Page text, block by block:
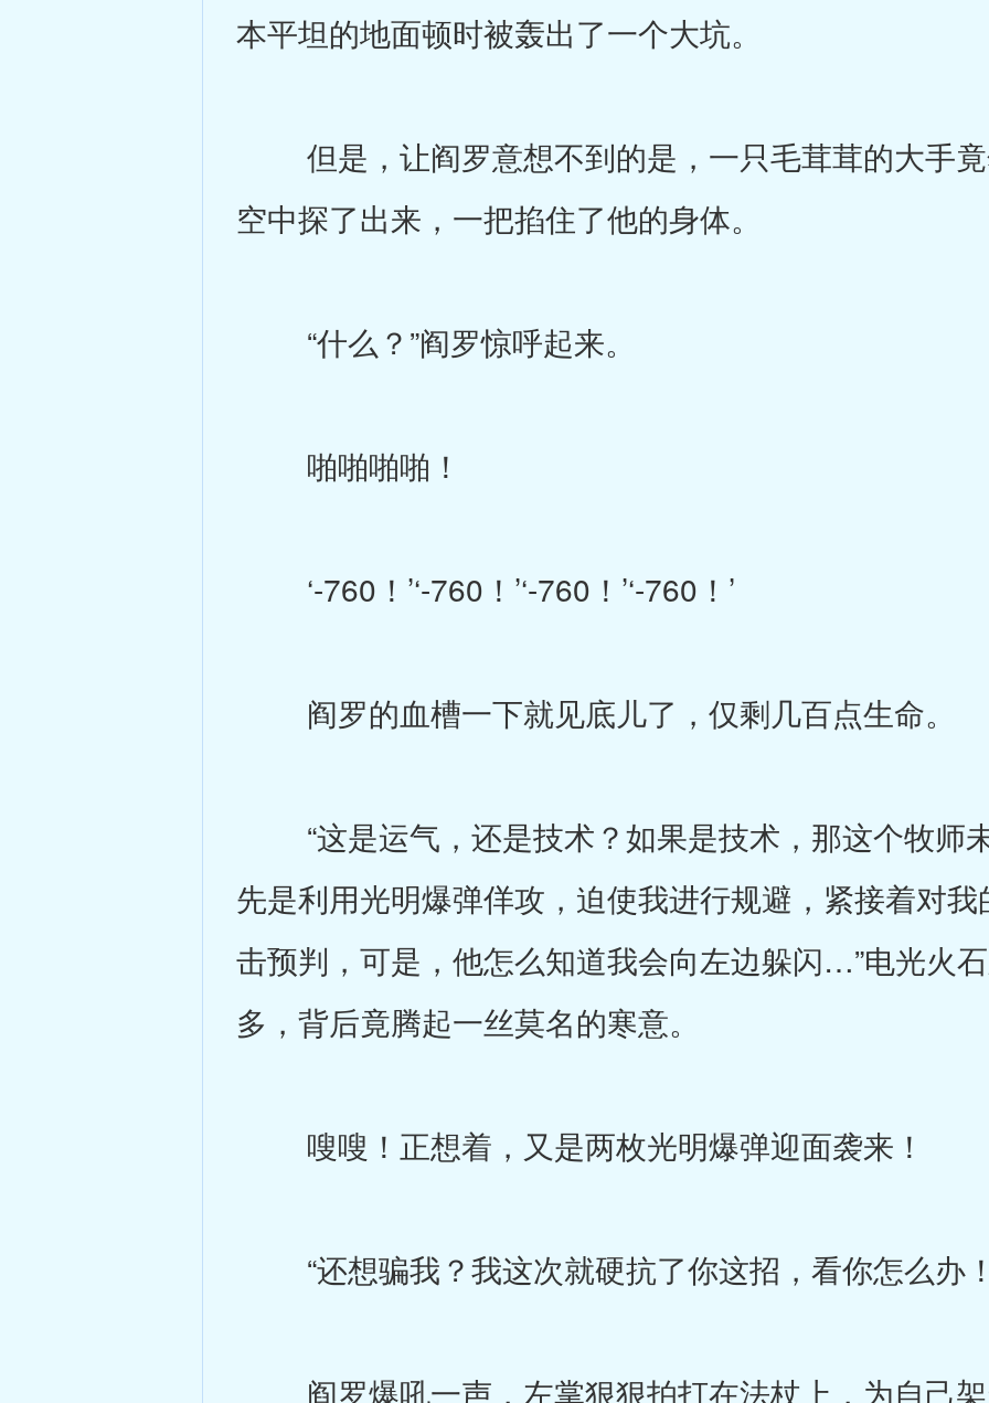
本平坦的地面顿时被轰出了一个大坑。
但是，让阎罗意想不到的是，一只毛茸茸的大手竟
空中探了出来，一把掐住了他的身体。
“什么？”阎罗惊呼起来。
啪啪啪啪！
‘-760！’‘-760！’‘-760！’‘-760！’
阎罗的血槽一下就见底儿了，仅剩几百点生命。
“这是运气，还是技术？如果是技术，那这个牧师
先是利用光明爆弹佯攻，迫使我进行规避，紧接着对
击预判，可是，他怎么知道我会向左边躲闪…”电光火
多，背后竟腾起一丝莫名的寒意。
嗖嗖！正想着，又是两枚光明爆弹迎面袭来！
“还想骗我？我这次就硬抗了你这招，看你怎么办
阎罗爆吼一声，左掌狠狠拍打在法杖上，为自己架